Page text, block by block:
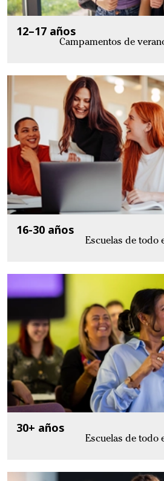
12–17 años
Campamentos de
16-30 años
Escuelas de todo
30+ años
Escuelas de todo